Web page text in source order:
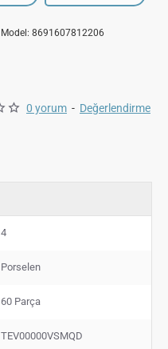
0 yorum - Değerlendirme
Model: 8691607812206
4
Porselen
60 Parça
TEV00000VSMQD